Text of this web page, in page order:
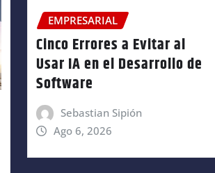
EMPRESARIAL
Cinco Errores a Evitar al
Usar IA en el Desarrollo de
Software
Sebastian Sipión
Ago 6, 2026